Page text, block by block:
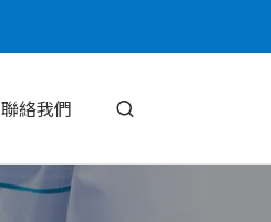
聯絡我們